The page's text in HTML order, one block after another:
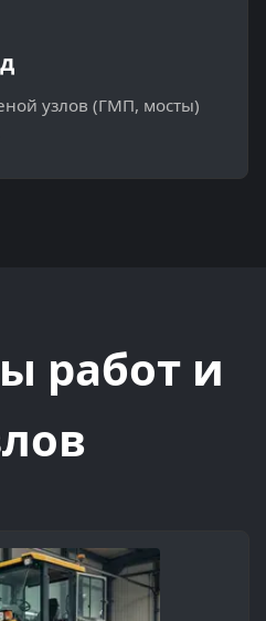
узлов (ГМП, мосты)
работ и